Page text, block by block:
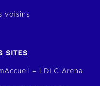
voisins
SITES
Accueil – LDLC Arena